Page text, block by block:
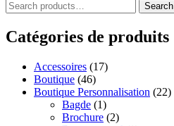
Search
Catégories de produits
Accessoires (17)
Boutique (46)
Boutique Personnalisation (22)
Bagde (1)
Brochure (2)